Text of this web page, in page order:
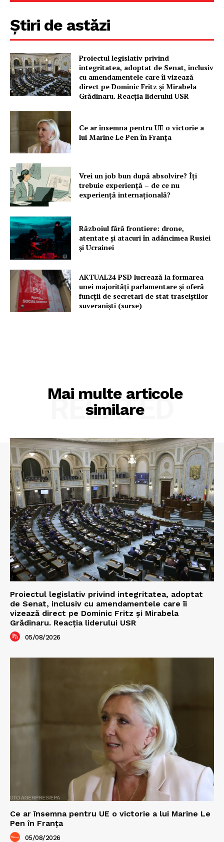
Știri de astăzi
Proiectul legislativ privind
integritatea, adoptat de Senat, inclusiv
cu amendamentele care îi vizează
direct pe Dominic Fritz și Mirabela
Grădinaru. Reacția liderului USR
Ce ar însemna pentru UE o victorie a
lui Marine Le Pen în Franța
Vrei un job bun după absolvire? Îți
trebuie experiență – de ce nu
experiență internațională?
Războiul fără frontiere: drone,
atentate și atacuri în adâncimea Rusiei
și Ucrainei
AKTUAL24 PSD lucrează la formarea
unei majorităţi parlamentare și oferă
funcții de secretari de stat traseiștilor
suveraniști (surse)
Mai multe articole
similare
RELATED
Proiectul legislativ privind integritatea, adoptat
de Senat, inclusiv cu amendamentele care îi
vizează direct pe Dominic Fritz și Mirabela
Grădinaru. Reacția liderului USR
05/08/2026
Ce ar însemna pentru UE o victorie a lui Marine Le
Pen în Franța
05/08/2026